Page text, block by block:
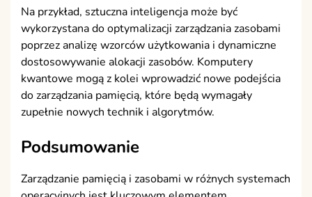
Na przykład, sztuczna inteligencja może być
wykorzystana do optymalizacji zarządzania zasobami
poprzez analizę wzorców użytkowania i dynamiczne
dostosowywanie alokacji zasobów. Komputery
kwantowe mogą z kolei wprowadzić nowe podejścia
do zarządzania pamięcią, które będą wymagały
zupełnie nowych technik i algorytmów.
Podsumowanie
Zarządzanie pamięcią i zasobami w różnych systemach